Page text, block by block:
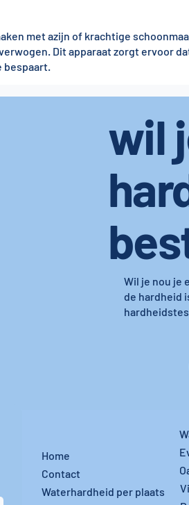
met azijn of krachtige
Dit apparaat zorgt ervoor
bespaart.
wil
Wil je nou je
de hardheid
Home
Contact
Waterhardheid per plaats